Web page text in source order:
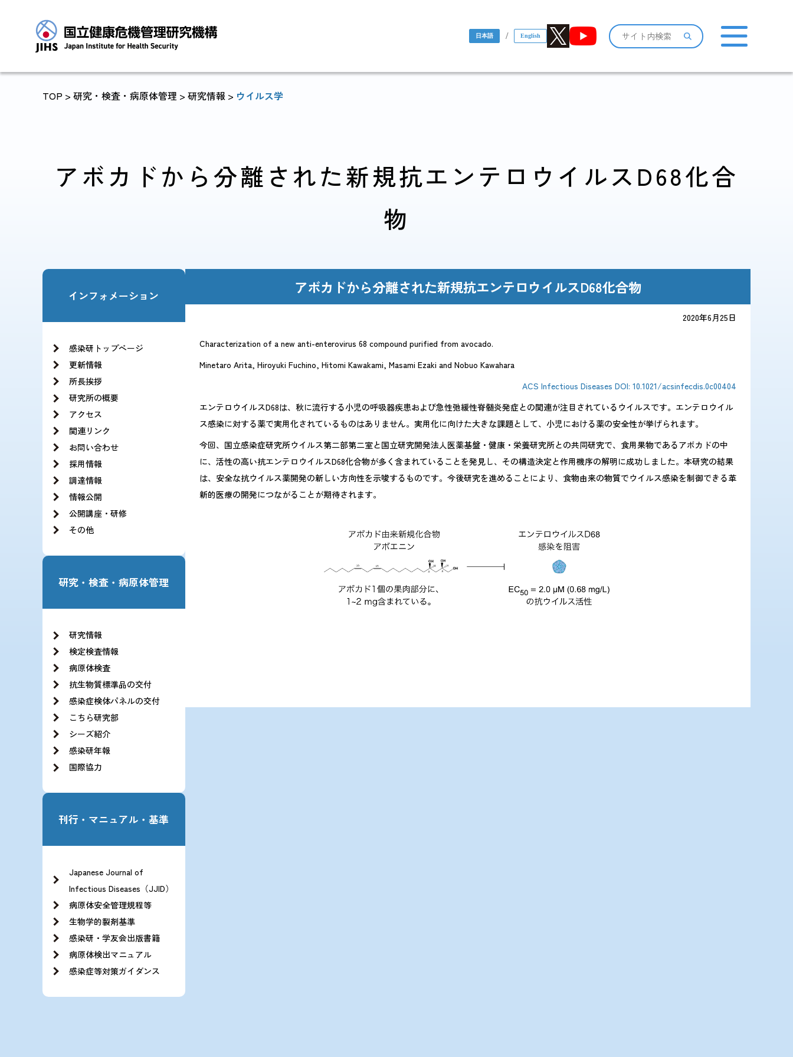
日本語 / English
お知らせ一覧
沿革
役員紹介
理念と基本方針
組織図
TOP > 研究・検査・病原体管理 > 研究情報 > ウイルス学
アボカドから分離された新規抗エンテロウイルスD68化合
物
インフォメーション
感染研トップページ
更新情報
所長挨拶
研究所の概要
アクセス
関連リンク
お問い合わせ
採用情報
調達情報
情報公開
公開講座・研修
その他
研究・検査・病原体管理
研究情報
検定検査情報
病原体検査
抗生物質標準品の交付
感染症検体パネルの交付
こちら研究部
シーズ紹介
感染研年報
国際協力
刊行・マニュアル・基準
Japanese Journal of
Infectious Diseases（JJID）
病原体安全管理規程等
生物学的製剤基準
感染研・学友会出版書籍
病原体検出マニュアル
感染症等対策ガイダンス
アボカドから分離された新規抗エンテロウイルスD68化合物
2020年6月25日
Characterization of a new anti-enterovirus 68 compound purified from avocado.
Minetaro Arita, Hiroyuki Fuchino, Hitomi Kawakami, Masami Ezaki and Nobuo Kawahara
ACS Infectious Diseases DOI: 10.1021/acsinfecdis.0c00404
エンテロウイルスD68は、秋に流行する小児の呼吸器疾患および急性弛緩性脊髄炎発症との関連が注目されているウイルスです。エンテロウイル
ス感染に対する薬で実用化されているものはありません。実用化に向けた大きな課題として、小児における薬の安全性が挙げられます。
今回、国立感染症研究所ウイルス第二部第二室と国立研究開発法人医薬基盤・健康・栄養研究所との共同研究で、食用果物であるアボカドの中
に、活性の高い抗エンテロウイルスD68化合物が多く含まれていることを発見し、その構造決定と作用機序の解明に成功しました。本研究の結果
は、安全な抗ウイルス薬開発の新しい方向性を示唆するものです。今後研究を進めることにより、食物由来の物質でウイルス感染を制御できる革
新的医療の開発につながることが期待されます。